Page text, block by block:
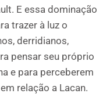
E essa dominação
trazer à luz o
derridianos,
pensar seu próprio
e para perceberem
relação a Lacan.